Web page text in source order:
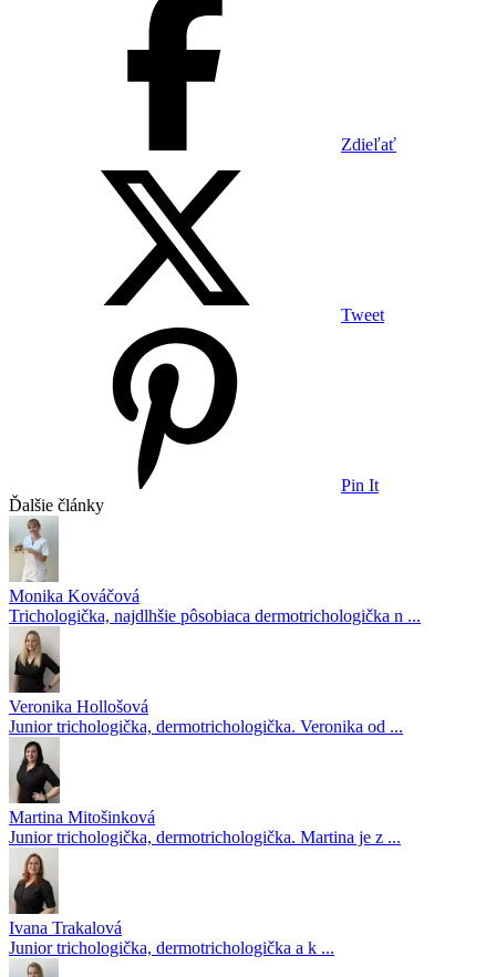
Zdieľať
Tweet
Pin It
Ďalšie články
Monika Kováčová
Trichologička, najdlhšie pôsobiaca dermotrichologička n ...
Veronika Hollošová
Junior trichologička, dermotrichologička. Veronika od ...
Martina Mitošinková
Junior trichologička, dermotrichologička. Martina je z ...
Ivana Trakalová
Junior trichologička, dermotrichologička a k ...